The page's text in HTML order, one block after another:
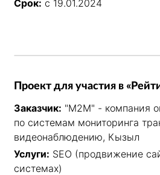
Срок: с 19.01.2024
Проект для участия в
Заказчик: "М2М" - компания
по системам мониторинга
видеонаблюдению, Кызыл
Услуги: SEO (продвижение
системах)